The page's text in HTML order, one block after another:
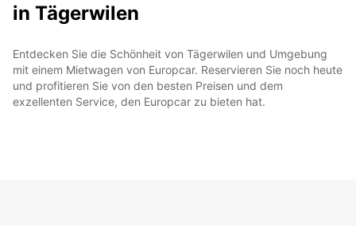
in Tägerwilen
Entdecken Sie die Schönheit von Tägerwilen und Umgebung
mit einem Mietwagen von Europcar. Reservieren Sie noch heute
und profitieren Sie von den besten Preisen und dem
exzellenten Service, den Europcar zu bieten hat.